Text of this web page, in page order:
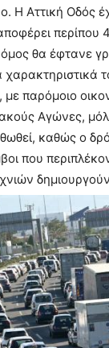
Η Αττική Οδός
περίπου
θα έφτανε
χαρακτηριστικά
με παρόμοιο
Αγώνες,
καθώς ο
που